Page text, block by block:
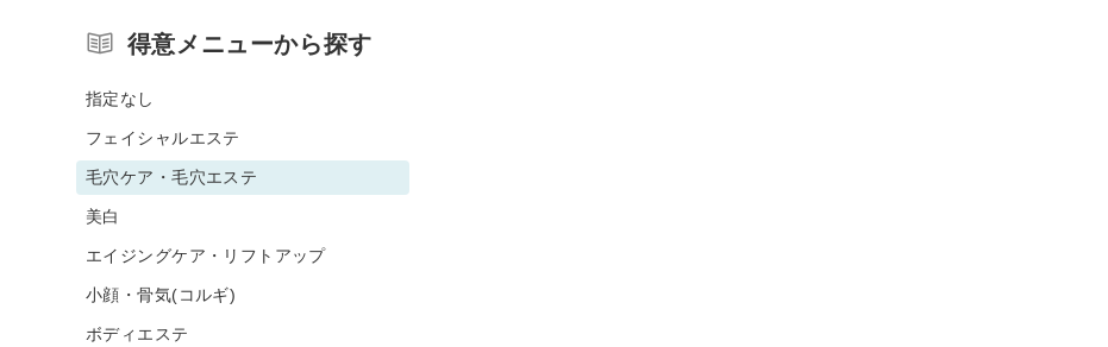
得意メニューから探す
指定なし
フェイシャルエステ
毛穴ケア・毛穴エステ
美白
エイジングケア・リフトアップ
小顔・骨気(コルギ)
ボディエステ